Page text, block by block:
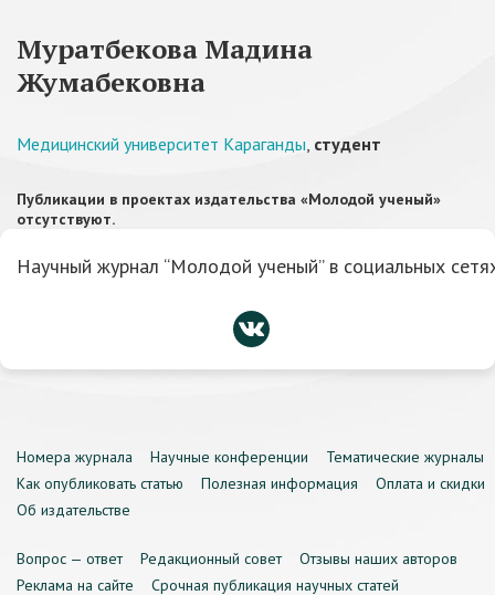
Муратбекова Мадина
Жумабековна
Медицинский университет Караганды, студент
Публикации в проектах издательства «Молодой ученый»
отсутствуют.
Научный журнал “Молодой ученый” в социальных
Номера журнала Научные конференции
Тематические журналы
Как опубликовать статью
Полезная информация
Оплата и скидки
Об издательстве
Вопрос — ответ Редакционный совет
Отзывы наших авторов
Реклама на сайте
Срочная публикация научных статей